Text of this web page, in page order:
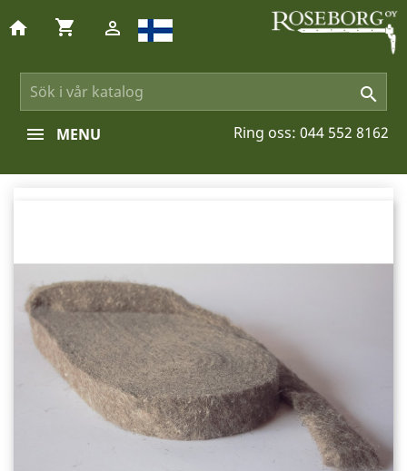

home shopping_cart 
Ring oss: 044 552 8162
MENU